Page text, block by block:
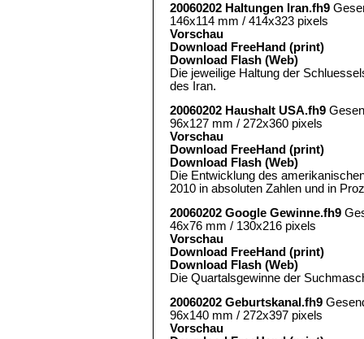
20060202 Haltungen Iran.fh9
146x114 mm / 414x323 pixels
Vorschau
Download FreeHand (print)
Download Flash (Web)
Die jeweilige Haltung der
des Iran.
20060202 Haushalt USA.fh9
96x127 mm / 272x360 pixels
Vorschau
Download FreeHand (print)
Download Flash (Web)
Die Entwicklung des
2010 in absoluten Zahlen und in
20060202 Google Gewinne.fh9
46x76 mm / 130x216 pixels
Vorschau
Download FreeHand (print)
Download Flash (Web)
Die Quartalsgewinne der
20060202 Geburtskanal.fh9
96x140 mm / 272x397 pixels
Vorschau